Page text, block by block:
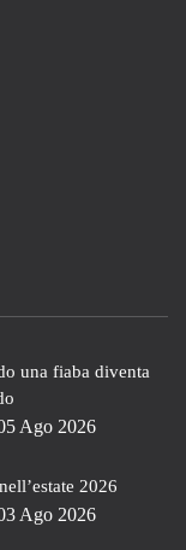
una fiaba diventa
Ago 2026
2026
Ago 2026